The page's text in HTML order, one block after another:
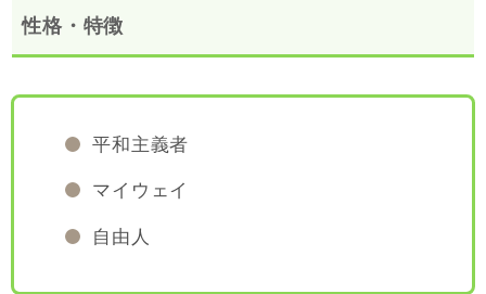
性格・特徴
平和主義者
マイウェイ
自由人